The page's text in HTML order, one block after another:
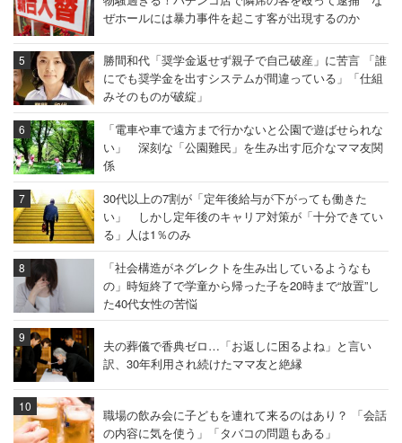
ぜホールには暴力事件を起こす客が出現するのか
勝間和代「奨学金返せず親子で自己破産」に苦言 「誰
にでも奨学金を出すシステムが間違っている」「仕組
みそのものが破綻」
「電車や車で遠方まで行かないと公園で遊ばせられな
い」 深刻な「公園難民」を生み出す厄介なママ友関
係
30代以上の7割が「定年後給与が下がっても働きた
い」 しかし定年後のキャリア対策が「十分できてい
る」人は1％のみ
「社会構造がネグレクトを生み出しているようなも
の」時短終了で学童から帰った子を20時まで“放置”し
た40代女性の苦悩
夫の葬儀で香典ゼロ…「お返しに困るよね」と言い
訳、30年利用され続けたママ友と絶縁
職場の飲み会に子どもを連れて来るのはあり？ 「会話
の内容に気を使う」「タバコの問題もある」